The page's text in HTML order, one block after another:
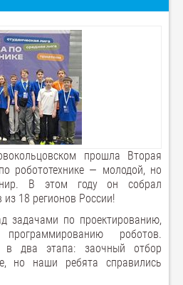
прошла Вторая
робототехнике — молодой, но
В этом году он собрал
18 регионов России!
задачами по проектированию,
роботов.
в два этапа: заочный отбор
но наши ребята справились